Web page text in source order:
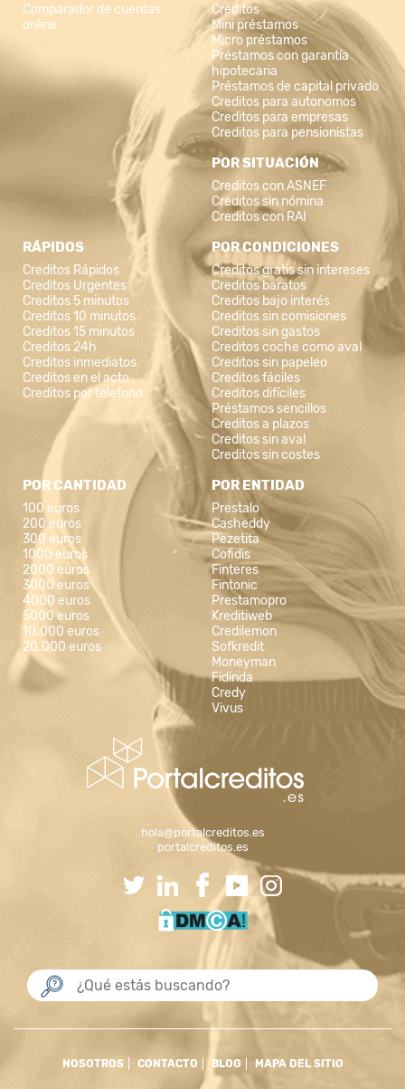
Comparador de cuentas
online
Créditos
Mini préstamos
Micro préstamos
Préstamos con garantía
hipotecaria
Préstamos de capital privado
Creditos para autonomos
Creditos para empresas
Creditos para pensionistas
POR SITUACIÓN
Creditos con ASNEF
Creditos sin nómina
Creditos con RAI
RÁPIDOS
Creditos Rápidos
Creditos Urgentes
Creditos 5 minutos
Creditos 10 minutos
Creditos 15 minutos
Creditos 24h
Creditos inmediatos
Creditos en el acto
Creditos por telefono
POR CONDICIONES
Creditos gratis sin intereses
Creditos baratos
Creditos bajo interés
Creditos sin comisiones
Creditos sin gastos
Creditos coche como aval
Creditos sin papeleo
Creditos fáciles
Creditos difíciles
Préstamos sencillos
Creditos a plazos
Creditos sin aval
Creditos sin costes
POR CANTIDAD
100 euros
200 euros
300 euros
1000 euros
2000 euros
3000 euros
4000 euros
5000 euros
10.000 euros
20.000 euros
POR ENTIDAD
Prestalo
Casheddy
Pezetita
Cofidis
Finteres
Fintonic
Prestamopro
Kreditiweb
Credilemon
Sofkredit
Moneyman
Fidinda
Credy
Vivus
hola@portalcreditos.es
portalcreditos.es
NOSOTROS CONTACTO BLOG MAPA DEL SITIO